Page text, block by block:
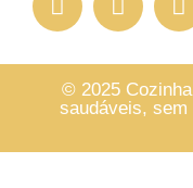
© 2025
saudáveis, sem